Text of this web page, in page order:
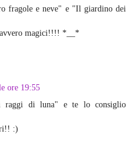
fragole e neve" e "Il giardino dei
magici!!!! *__*
ore 19:55
di luna" e te lo consiglio
:)